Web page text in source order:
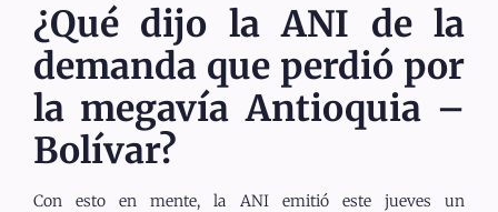
¿Qué dijo la ANI de la
demanda que perdió por
la megavía Antioquia –
Bolívar?
Con esto en mente, la ANI emitió este jueves un